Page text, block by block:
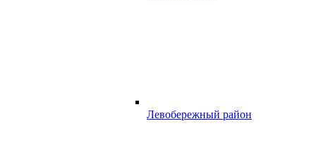
Левобережный район